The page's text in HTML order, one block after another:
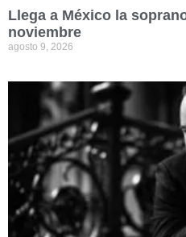
Llega a México la
noviembre
agosto 9, 2026